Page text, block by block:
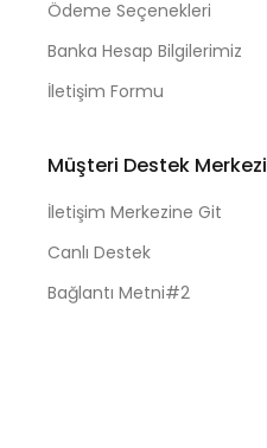
Ödeme Seçenekleri
Banka Hesap Bilgilerimiz
İletişim Formu
Müşteri Destek Merkezi
İletişim Merkezine Git
Canlı Destek
Bağlantı Metni#2